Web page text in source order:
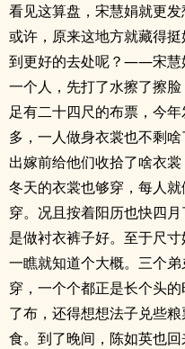
看见这算盘，宋慧娟就更发
或许，原来这地方就藏得
到更好的去处呢？——宋慧
一个人，先打了水擦了擦
足有二十四尺的布票，今
多，一人做身衣裳也不剩
出嫁前给他们收拾了啥衣
冬天的衣裳也够穿，每人
穿。况且按着阳历也快四
是做衬衣裤子好。至于尺
一瞧就知道个大概。三个
穿，一个个都正是长个头
了布，还得想想法子兑些
食。到了晚间，陈如英也